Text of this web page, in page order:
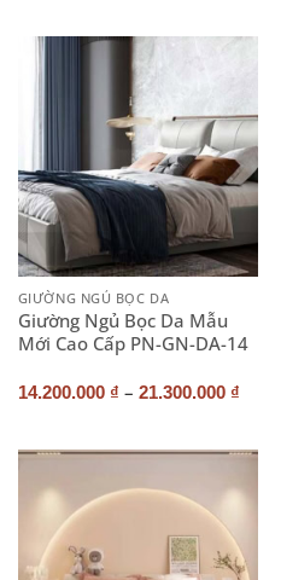
GIƯỜNG NGỦ BỌC DA
Giường Ngủ Bọc Da Mẫu
Mới Cao Cấp PN-GN-DA-14
14.200.000 ₫ – 21.300.000 ₫